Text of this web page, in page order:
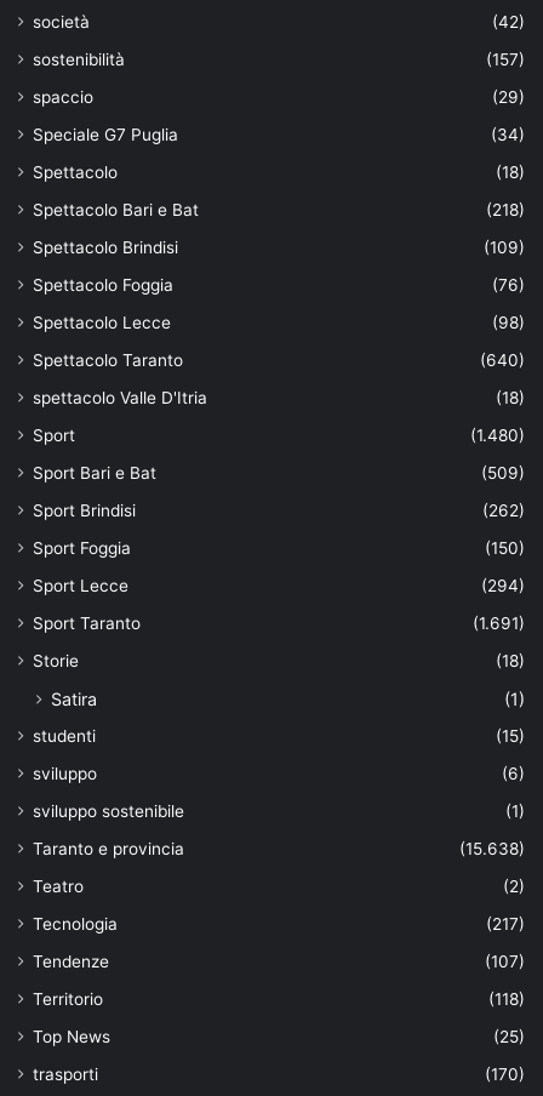
società
(42)
sostenibilità
(157)
spaccio
(29)
Speciale G7 Puglia
(34)
Spettacolo
(18)
Spettacolo Bari e Bat
(218)
Spettacolo Brindisi
(109)
Spettacolo Foggia
(76)
Spettacolo Lecce
(98)
Spettacolo Taranto
(640)
spettacolo Valle D'Itria
(18)
Sport
(1.480)
Sport Bari e Bat
(509)
Sport Brindisi
(262)
Sport Foggia
(150)
Sport Lecce
(294)
Sport Taranto
(1.691)
Storie
(18)
Satira (1)
studenti
(15)
sviluppo
(6)
sviluppo sostenibile
(1)
Taranto e provincia
(15.638)
Teatro
(2)
Tecnologia
(217)
Tendenze
(107)
Territorio
(118)
Top News
(25)
trasporti
(170)